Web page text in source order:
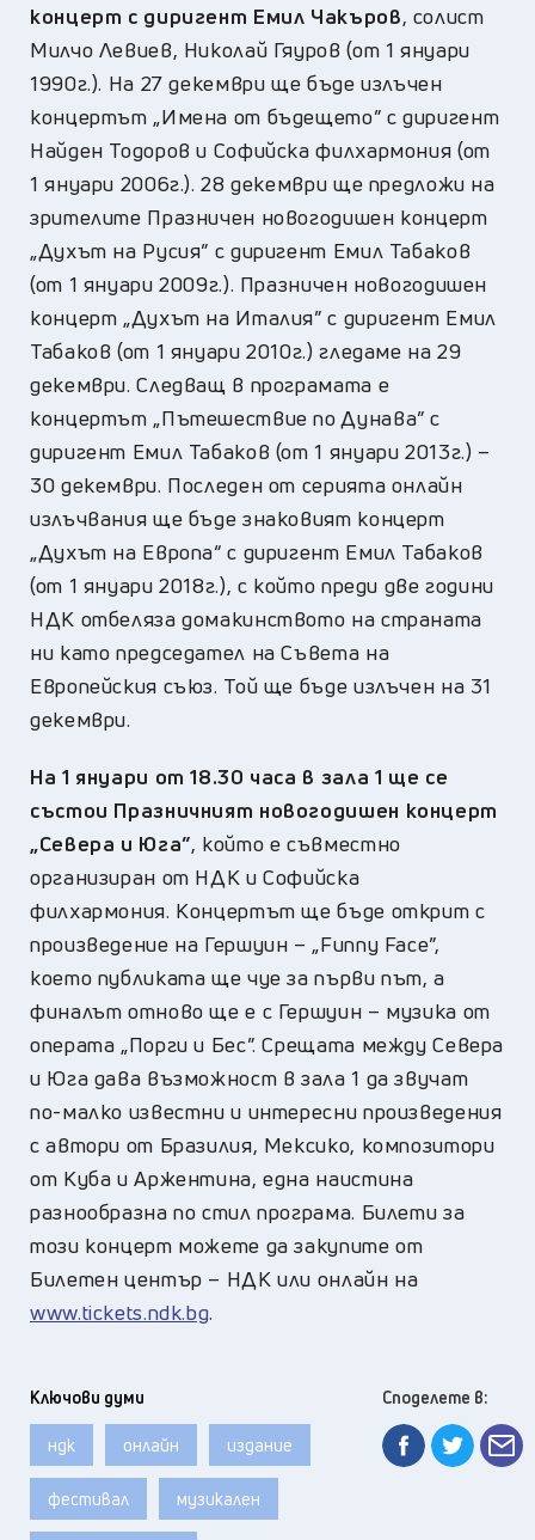
концерт с диригент Емил Чакъров, солист
Милчо Левиев, Николай Гяуров (от 1 януари
1990г.). На 27 декември ще бъде излъчен
концертът „Имена от бъдещето” с диригент
Найден Тодоров и Софийска филхармония (от
1 януари 2006г.). 28 декември ще предложи на
зрителите Празничен новогодишен концерт
„Духът на Русия” с диригент Емил Табаков
(от 1 януари 2009г.). Празничен новогодишен
концерт „Духът на Италия” с диригент Емил
Табаков (от 1 януари 2010г.) гледаме на 29
декември. Следващ в програмата е
концертът „Пътешествие по Дунава” с
диригент Емил Табаков (от 1 януари 2013г.) –
30 декември. Последен от серията онлайн
излъчвания ще бъде знаковият концерт
„Духът на Европа“ с диригент Емил Табаков
(от 1 януари 2018г.), с който преди две години
НДК отбеляза домакинството на страната
ни като председател на Съвета на
Европейския съюз. Той ще бъде излъчен на 31
декември.
На 1 януари от 18.30 часа в зала 1 ще се
състои Празничният новогодишен концерт
„Севера и Юга”, който е съвместно
организиран от НДК и Софийска
филхармония. Концертът ще бъде открит с
произведение на Гершуин – „Funny Face”,
което публиката ще чуе за първи път, а
финалът отново ще е с Гершуин – музика от
операта „Порги и Бес”. Срещата между Севера
и Юга дава възможност в зала 1 да звучат
по-малко известни и интересни произведения
с автори от Бразилия, Мексико, композитори
от Куба и Аржентина, една наистина
разнообразна по стил програма. Билети за
този концерт можете да закупите от
Билетен център – НДК или онлайн на
www.tickets.ndk.bg.
Ключови думи
ндк онлайн издание
фестивал музикален
Споделете в: